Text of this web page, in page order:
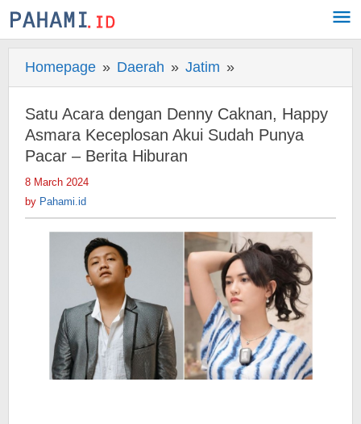
Skip
to
Homepage » Daerah » Jatim »
Acara
dengan
Denny
Keceplosan
Akui
Sudah
Punya
Pacar
-
Berita
Hiburan
Satu Acara dengan Denny Caknan, Happy
Asmara Keceplosan Akui Sudah Punya
Pacar – Berita Hiburan
8 March 2024
by Pahami.id